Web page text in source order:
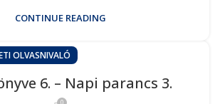
CONTINUE READING
OLVASNIVALÓ
6. – Napi parancs 3.